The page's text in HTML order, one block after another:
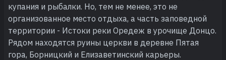
купания и рыбалки. Но, тем не менее, это не
организованное место отдыха, а часть заповедной
территории - Истоки реки Оредеж в урочище Донцо.
Рядом находятся руины церкви в деревне Пятая
гора, Борницкий и Елизаветинский карьеры.